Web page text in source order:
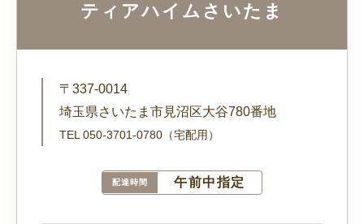
ティアハイムさいたま
〒337-0014
埼玉県さいたま市見沼区大谷780番地
TEL 050-3701-0780（宅配用）
配達時間 午前中指定